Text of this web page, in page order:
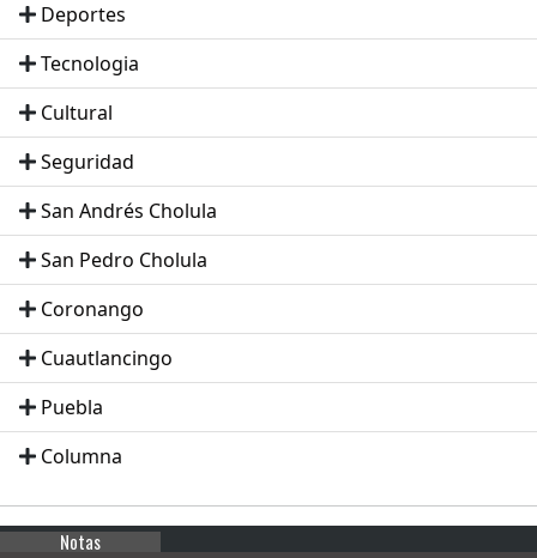
Deportes
Tecnologia
Cultural
Seguridad
San Andrés Cholula
San Pedro Cholula
Coronango
Cuautlancingo
Puebla
Columna
Notas